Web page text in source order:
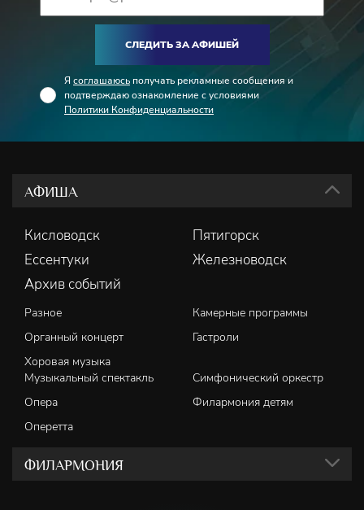
СЛЕДИТЬ ЗА АФИШЕЙ
Я соглашаюсь получать рекламные сообщения и
подтверждаю ознакомление с условиями
Политики Конфиденциальности
АФИША
Кисловодск
Пятигорск
Ессентуки
Железноводск
Архив событий
Разное
Камерные программы
Органный концерт
Гастроли
Хоровая музыка
Музыкальный спектакль
Симфонический оркестр
Опера
Филармония детям
Оперетта
ФИЛАРМОНИЯ